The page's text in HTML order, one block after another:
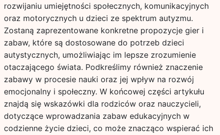
rozwijaniu umiejętności społecznych, komunikacyjnych
oraz motorycznych u dzieci ze spektrum autyzmu.
Zostaną zaprezentowane konkretne propozycje gier i
zabaw, które są dostosowane do potrzeb dzieci
autystycznych, umożliwiając im lepsze zrozumienie
otaczającego świata. Podkreślimy również znaczenie
zabawy w procesie nauki oraz jej wpływ na rozwój
emocjonalny i społeczny. W końcowej części artykułu
znajdą się wskazówki dla rodziców oraz nauczycieli,
dotyczące wprowadzania zabaw edukacyjnych w
codzienne życie dzieci, co może znacząco wspierać ich